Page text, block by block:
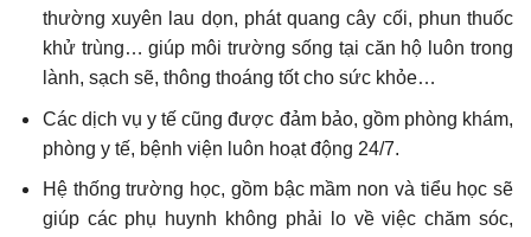
thường xuyên lau dọn, phát quang cây cối, phun thuốc
khử trùng… giúp môi trường sống tại căn hộ luôn trong
lành, sạch sẽ, thông thoáng tốt cho sức khỏe…
Các dịch vụ y tế cũng được đảm bảo, gồm phòng khám,
phòng y tế, bệnh viện luôn hoạt động 24/7.
Hệ thống trường học, gồm bậc mầm non và tiểu học sẽ
giúp các phụ huynh không phải lo về việc chăm sóc,